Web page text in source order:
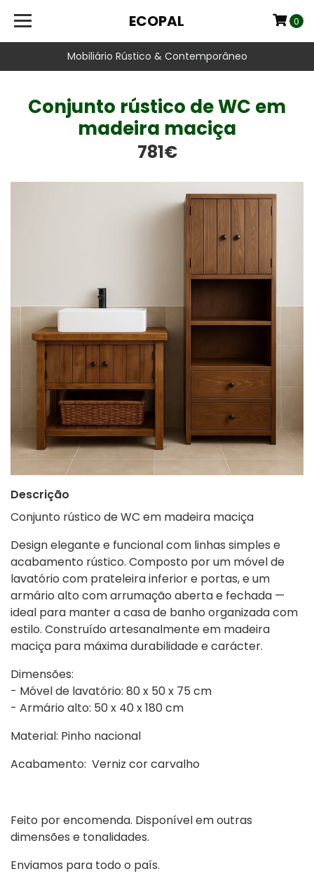
Mobiliário Rústico & Contemporâneo
ECOPAL 0
Conjunto rústico de WC em
madeira maciça
781€
Descrição
Conjunto rústico de WC em madeira maciça
Design elegante e funcional com linhas simples e
acabamento rústico. Composto por um móvel de
lavatório com prateleira inferior e portas, e um
armário alto com arrumação aberta e fechada —
ideal para manter a casa de banho organizada com
estilo. Construído artesanalmente em madeira
maciça para máxima durabilidade e carácter.
Dimensões:
- Móvel de lavatório: 80 x 50 x 75 cm
- Armário alto: 50 x 40 x 180 cm
Material: Pinho nacional
Acabamento: Verniz cor carvalho
Feito por encomenda. Disponível em outras
dimensões e tonalidades.
Enviamos para todo o país.